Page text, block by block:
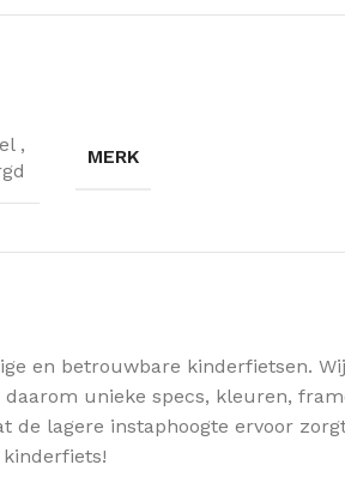
,
MERK
en betrouwbare kinderfietsen.
unieke specs, kleuren,
lagere instaphoogte ervoor